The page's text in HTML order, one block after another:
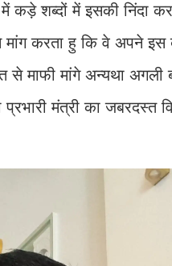
में कड़े शब्दों में इसकी निंदा
मांग करता हु कि वे अपने इस
से माफी मांगे अन्यथा अगली
मंत्री का जबरदस्त